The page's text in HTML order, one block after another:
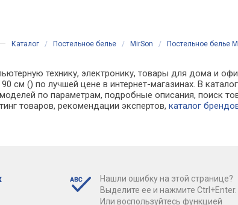
Каталог / Постельное белье / MirSon / Постельное белье
технику, электронику, товары для дома и
см () по лучшей цене в интернет-магазинах. В
по параметрам, подробные описания, поиск
товаров, рекомендации экспертов,каталог
Нашли ошибку на этой странице?
Выделите ее и нажмите Ctrl+Enter.
Или воспользуйтесь функцией